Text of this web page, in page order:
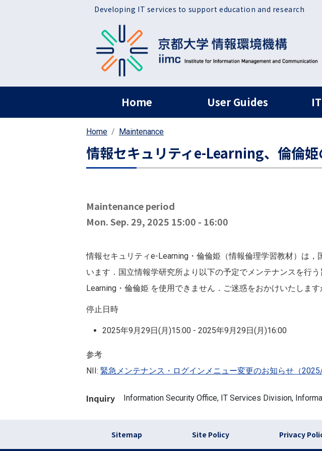
Developing IT services to support education and research
ヘッダー グローバルナビ
Home User Guides
Home Maintenance
情報セキュリティe-Learning、倫倫
Maintenance period
Mon. Sep. 29, 2025 15:00 - 16:00
情報セキュリティe-Learning・倫倫姫（情報倫理学習教材）は
います．国立情報学研究所より以下の予定でメンテナンスを行
Learning・倫倫姫 を使用できません．ご迷惑をおかけいたしま
停止日時
2025年9月29日(月)15:00 - 2025年9月29日(月)16:00
参考
NII: 緊急メンテナンス・ログインメニュー変更のお知らせ（
Inquiry Information Security Office, IT Services Division,
フッター リンク(en)
Sitemap Site Policy Privacy